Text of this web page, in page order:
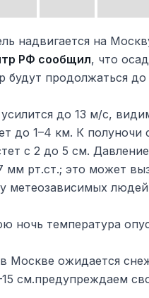
надвигается на
РФ сообщил, что
будут продолжаться до
до 13 м/с,
до 1–4 км. К полуночи
с 2 до 5 см.
мм рт.ст.; это может
метеозависимых
ночь температура
Москве ожидается
см.предупреждаем